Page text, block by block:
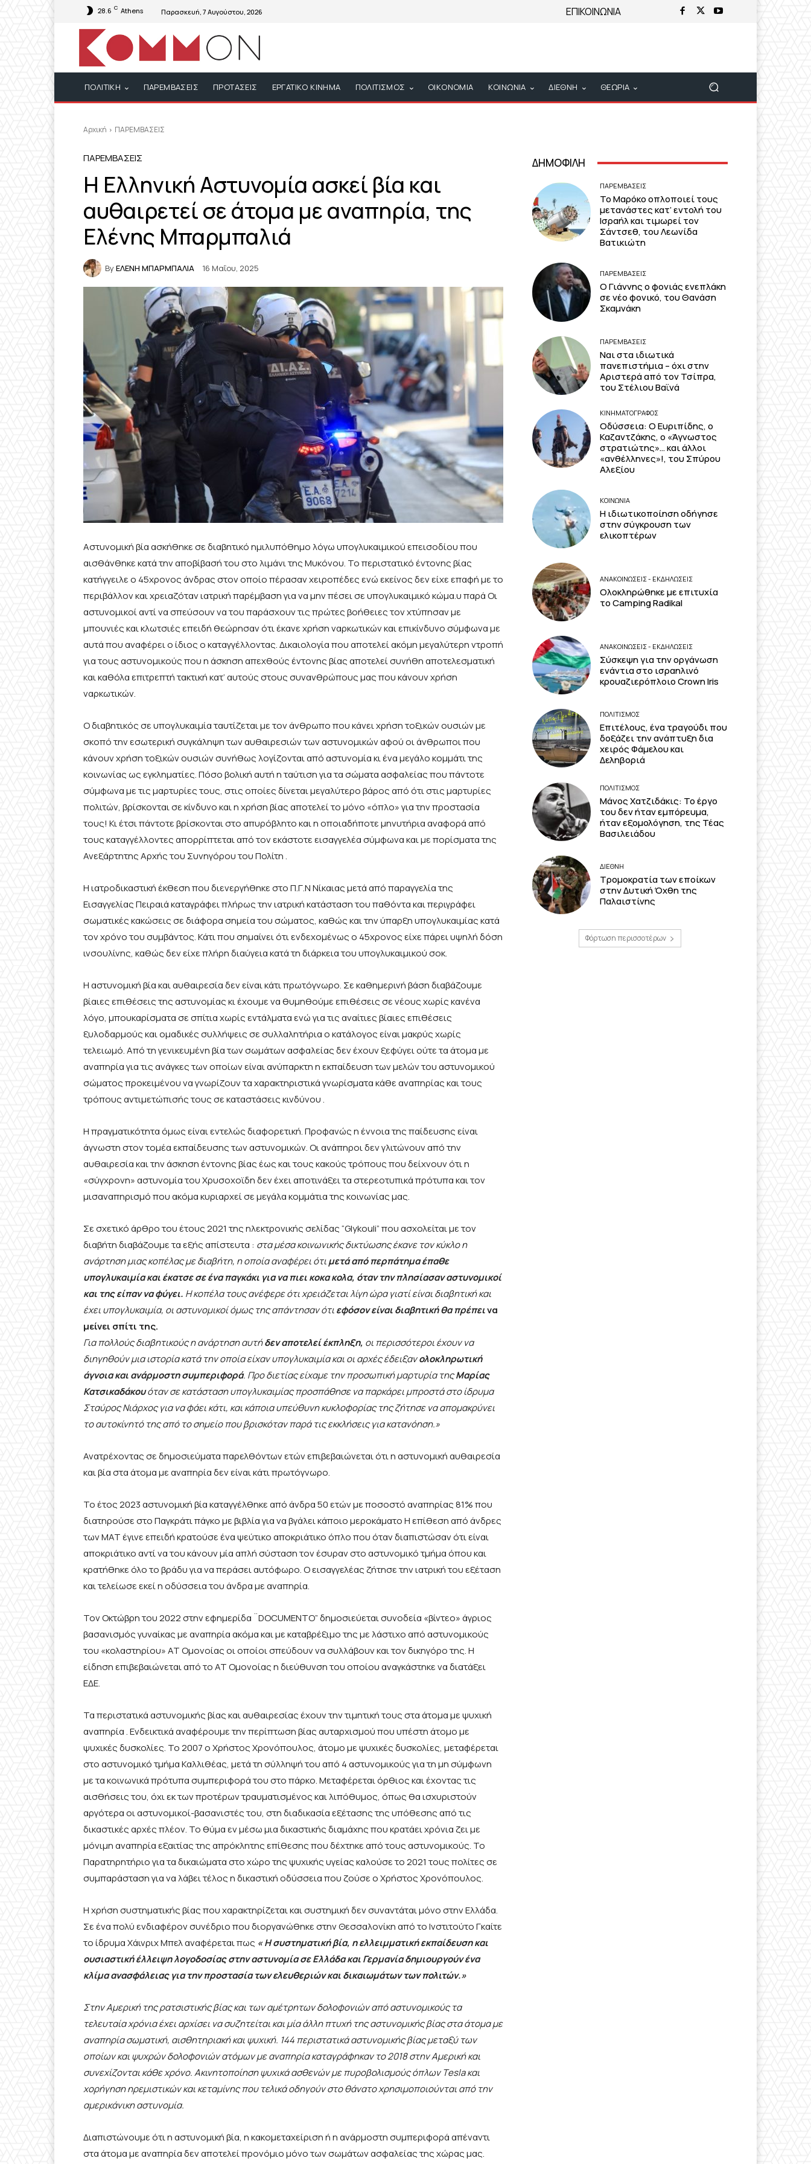
28.6 C Athens Παρασκευή, 7 Αυγούστου, 2026 ΕΠΙΚΟΙΝΩΝΙΑ
ΠΟΛΙΤΙΚΗ ΠΑΡΕΜΒΑΣΕΙΣ ΠΡΟΤΑΣΕΙΣ ΕΡΓΑΤΙΚΟ ΚΙΝΗΜΑ ΠΟΛΙΤΙΣΜΟΣ ΟΙΚΟΝΟΜΙΑ ΚΟΙΝΩΝΙΑ ΔΙΕΘΝΗ ΘΕΩΡΙΑ
Αρχική ΠΑΡΕΜΒΑΣΕΙΣ
ΠΑΡΕΜΒΑΣΕΙΣ
Η Ελληνική Αστυνομία ασκεί βία και
αυθαιρετεί σε άτομα με αναπηρία, της
Ελένης Μπαρμπαλιά
ByΕΛΕΝΗ ΜΠΑΡΜΠΑΛΙΑ 16 Μαΐου, 2025
Αστυνομική βία ασκήθηκε σε διαβητικό ημιλυπόθημο λόγω υπογλυκαιμικού επεισοδίου που
αισθάνθηκε κατά την αποβίβασή του στο λιμάνι της Μυκόνου. Το περιστατικό έντονης βίας
κατήγγειλε ο 45χρονος άνδρας στον οποίο πέρασαν χειροπέδες ενώ εκείνος δεν είχε επαφή με το
περιβάλλον και χρειαζόταν ιατρική παρέμβαση για να μην πέσει σε υπογλυκαιμικό κώμα.υ παρά Οι
αστυνομικοί αντί να σπεύσουν να του παράσχουν τις πρώτες βοήθειες τον χτύπησαν με
μπουνιές και κλωτσιές επειδή θεώρησαν ότι έκανε χρήση ναρκωτικών και επικίνδυνο σύμφωνα με
αυτά που αναφέρει ο ίδιος ο καταγγέλλοντας. Δικαιολογία που αποτελεί ακόμη μεγαλύτερη ντροπή
για τους αστυνομικούς που η άσκηση απεχθούς έντονης βίας αποτελεί συνήθη αποτελεσματική
και καθόλα επιτρεπτή τακτική κατ’ αυτούς στους συνανθρώπους μας που κάνουν χρήση
ναρκωτικών.
Ο διαβητικός σε υπογλυκαιμία ταυτίζεται με τον άνθρωπο που κάνει χρήση τοξικών ουσιών με
σκοπό την εσωτερική συγκάληψη των αυθαιρεσιών των αστυνομικών αφού οι άνθρωποι που
κάνουν χρήση τοξικών ουσιών συνήθως λογίζονται από αστυνομία κι ένα μεγάλο κομμάτι της
κοινωνίας ως εγκληματίες. Πόσο βολική αυτή η ταύτιση για τα σώματα ασφαλείας που πάντοτε
σύμφωνα με τις μαρτυρίες τους, στις οποίες δίνεται μεγαλύτερο βάρος από ότι στις μαρτυρίες
πολιτών, βρίσκονται σε κίνδυνο και η χρήση βίας αποτελεί το μόνο «όπλο» για την προστασία
τους! Κι έτσι πάντοτε βρίσκονται στο απυρόβλητο και η οποιαδήποτε μηνυτήρια αναφορά από
τους καταγγέλλοντες απορρίπτεται από τον εκάστοτε εισαγγελέα σύμφωνα και με πορίσματα της
Ανεξάρτητης Αρχής του Συνηγόρου του Πολίτη .
Η ιατροδικαστική έκθεση που διενεργήθηκε στο Π.Γ.Ν Νίκαιας μετά από παραγγελία της
Εισαγγελίας Πειραιά καταγράφει πλήρως την ιατρική κατάσταση του παθόντα και περιγράφει
σωματικές κακώσεις σε διάφορα σημεία του σώματος, καθώς και την ύπαρξη υπογλυκαιμίας κατά
τον χρόνο του συμβάντος. Κάτι που σημαίνει ότι ενδεχομένως ο 45χρονος είχε πάρει υψηλή δόση
ινσουλίνης, καθώς δεν είχε πλήρη διαύγεια κατά τη διάρκεια του υπογλυκαιμικού σοκ.
H αστυνομική βία και αυθαιρεσία δεν είναι κάτι πρωτόγνωρο. Σε καθημερινή βάση διαβάζουμε
βίαιες επιθέσεις της αστυνομίας κι έχουμε να θυμηθούμε επιθέσεις σε νέους χωρίς κανένα
λόγο, μπουκαρίσματα σε σπίτια χωρίς εντάλματα ενώ για τις αναίτιες βίαιες επιθέσεις
ξυλοδαρμούς και ομαδικές συλλήψεις σε συλλαλητήρια ο κατάλογος είναι μακρύς χωρίς
τελειωμό. Από τη γενικευμένη βία των σωμάτων ασφαλείας δεν έχουν ξεφύγει ούτε τα άτομα με
αναπηρία για τις ανάγκες των οποίων είναι ανύπαρκτη η εκπαίδευση των μελών του αστυνομικού
σώματος προκειμένου να γνωρίζουν τα χαρακτηριστικά γνωρίσματα κάθε αναπηρίας και τους
τρόπους αντιμετώπισής τους σε καταστάσεις κινδύνου .
Η πραγματικότητα όμως είναι εντελώς διαφορετική. Προφανώς η έννοια της παίδευσης είναι
άγνωστη στον τομέα εκπαίδευσης των αστυνομικών. Οι ανάπηροι δεν γλιτώνουν από την
αυθαιρεσία και την άσκηση έντονης βίας έως και τους κακούς τρόπους που δείχνουν ότι η
«σύγχρονη» αστυνομία του Χρυσοχοϊδη δεν έχει αποτινάξει τα στερεοτυπικά πρότυπα και τον
μισαναπηρισμό που ακόμα κυριαρχεί σε μεγάλα κομμάτια της κοινωνίας μας.
Σε σχετικό άρθρο του έτους 2021 της ηλεκτρονικής σελίδας “Glykouli” που ασχολείται με τον
διαβήτη διαβάζουμε τα εξής απίστευτα : στα μέσα κοινωνικής δικτύωσης έκανε τον κύκλο η
ανάρτηση μιας κοπέλας με διαβήτη, η οποία αναφέρει ότιμετά από περπάτημα έπαθε
υπογλυκαιμία και έκατσε σε ένα παγκάκι για να πιει κοκα κολα, όταν την πλησίασαν αστυνομικοί
και της είπαν να φύγει. Η κοπέλα τους ανέφερε ότι χρειάζεται λίγη ώρα γιατί είναι διαβητική και
έχει υπογλυκαιμία, οι αστυνομικοί όμως της απάντησαν ότιεφόσον είναι διαβητική θα πρέπεινα
μείνει σπίτι της.
Για πολλούς διαβητικούς η ανάρτηση αυτήδεν αποτελεί έκπληξη, οι περισσότεροι έχουν να
διηγηθούν μια ιστορία κατά την οποία είχαν υπογλυκαιμία και οι αρχές έδειξανολοκληρωτική
άγνοια και ανάρμοστη συμπεριφορά. Προ διετίας είχαμε την προσωπική μαρτυρία τηςΜαρίας
Κατσικαδάκουόταν σε κατάσταση υπογλυκαιμίας προσπάθησε να παρκάρει μπροστά στο ίδρυμα
Σταύρος Νιάρχος για να φάει κάτι, και κάποια υπεύθυνη κυκλοφορίας της ζήτησε να απομακρύνει
το αυτοκίνητό της από το σημείο που βρισκόταν παρά τις εκκλήσεις για κατανόηση.»
Ανατρέχοντας σε δημοσιεύματα παρελθόντων ετών επιβεβαιώνεται ότι η αστυνομική αυθαιρεσία
και βία στα άτομα με αναπηρία δεν είναι κάτι πρωτόγνωρο.
Το έτος 2023 αστυνομική βία καταγγέλθηκε από άνδρα 50 ετών με ποσοστό αναπηρίας 81% που
διατηρούσε στο Παγκράτι πάγκο με βιβλία για να βγάλει κάποιο μεροκάματο Η επίθεση από άνδρες
των ΜΑΤ έγινε επειδή κρατούσε ένα ψεύτικο αποκριάτικο όπλο που όταν διαπιστώσαν ότι είναι
αποκριάτικο αντί να του κάνουν μία απλή σύσταση τον έσυραν στο αστυνομικό τμήμα όπου και
κρατήθηκε όλο το βράδυ για να περάσει αυτόφωρο. Ο εισαγγελέας ζήτησε την ιατρική του εξέταση
και τελείωσε εκεί η οδύσσεια του άνδρα με αναπηρία.
Τον Οκτώβρη του 2022 στην εφημερίδα ¨DOCUMENTO” δημοσιεύεται συνοδεία «βίντεο» άγριος
βασανισμός γυναίκας με αναπηρία ακόμα και με καταβρέξιμο της με λάστιχο από αστυνομικούς
του «κολαστηρίου» ΑΤ Ομονοίας οι οποίοι σπεύδουν να συλλάβουν και τον δικηγόρο της. Η
είδηση επιβεβαιώνεται από το ΑΤ Ομονοίας η διεύθυνση του οποίου αναγκάστηκε να διατάξει
ΕΔΕ.
Τα περιστατικά αστυνομικής βίας και αυθαιρεσίας έχουν την τιμητική τους στα άτομα με ψυχική
αναπηρία . Ενδεικτικά αναφέρουμε την περίπτωση βίας αυταρχισμού που υπέστη άτομο με
ψυχικές δυσκολίες. Το 2007 ο Χρήστος Χρονόπουλος, άτομο με ψυχικές δυσκολίες, μεταφέρεται
στο αστυνομικό τμήμα Καλλιθέας, μετά τη σύλληψή του από 4 αστυνομικούς για τη μη σύμφωνη
με τα κοινωνικά πρότυπα συμπεριφορά του στο πάρκο. Μεταφέρεται όρθιος και έχοντας τις
αισθήσεις του, όχι εκ των προτέρων τραυματισμένος και λιπόθυμος, όπως θα ισχυριστούν
αργότερα οι αστυνομικοί-βασανιστές του, στη διαδικασία εξέτασης της υπόθεσης από τις
δικαστικές αρχές πλέον. Το θύμα εν μέσω μια δικαστικής διαμάχης που κρατάει χρόνια ζει με
μόνιμη αναπηρία εξαιτίας της απρόκλητης επίθεσης που δέχτηκε από τους αστυνομικούς. Το
Παρατηρητήριο για τα δικαιώματα στο χώρο της ψυχικής υγείας καλούσε το 2021 τους πολίτες σε
συμπαράσταση για να λάβει τέλος η δικαστική οδύσσεια που ζούσε ο Χρήστος Χρονόπουλος.
Η χρήση συστηματικής βίας που χαρακτηρίζεται και συστημική δεν συναντάται μόνο στην Ελλάδα.
Σε ένα πολύ ενδιαφέρον συνέδριο που διοργανώθηκε στην Θεσσαλονίκη από το Ινστιτούτο Γκαίτε
το ίδρυμα Χάινριχ Μπελ αναφέρεται πως «Η συστηματική βία, η ελλειμματική εκπαίδευση και
ουσιαστική έλλειψη λογοδοσίας στην αστυνομία σε Ελλάδα και Γερμανία δημιουργούν ένα
κλίμα ανασφάλειας για την προστασία των ελευθεριών και δικαιωμάτων των πολιτών.»
Στην Αμερική της ρατσιστικής βίας και των αμέτρητων δολοφονιών από αστυνομικούς τα
τελευταία χρόνια έχει αρχίσει να συζητείται και μία άλλη πτυχή της αστυνομικής βίας στα άτομα με
αναπηρία σωματική, αισθητηριακή και ψυχική. 144 περιστατικά αστυνομικής βίας μεταξύ των
οποίων και ψυχρών δολοφονιών ατόμων με αναπηρία καταγράφηκαν το 2018 στην Αμερική και
συνεχίζονται κάθε χρόνο. Ακινητοποίηση ψυχικά ασθενών με πυροβολισμούς όπλων Τeslaκαι
χορήγηση ηρεμιστικών και κεταμίνης που τελικά οδηγούν στο θάνατο χρησιμοποιούνται από την
αμερικάνικη αστυνομία.
Διαπιστώνουμε ότι η αστυνομική βία, η κακομεταχείριση ή η ανάρμοστη συμπεριφορά απέναντι
στα άτομα με αναπηρία δεν αποτελεί προνόμιο μόνο των σωμάτων ασφαλείας της χώρας μας.
ΔΗΜΟΦΙΛΗ
ΠΑΡΕΜΒΑΣΕΙΣ
Το Μαρόκο οπλοποιεί τους
μετανάστες κατ’ εντολή του
Ισραήλ και τιμωρεί τον
Σάντσεθ, του Λεωνίδα
Βατικιώτη
ΠΑΡΕΜΒΑΣΕΙΣ
Ο Γιάννης ο φονιάς ενεπλάκη
σε νέο φονικό, του Θανάση
Σκαμνάκη
ΠΑΡΕΜΒΑΣΕΙΣ
Ναι στα ιδιωτικά
πανεπιστήμια – όχι στην
Αριστερά από τον Τσίπρα,
του Στέλιου Βαϊνά
ΚΙΝΗΜΑΤΟΓΡΆΦΟΣ
Οδύσσεια: Ο Ευριπίδης, ο
Καζαντζάκης, ο «Άγνωστος
στρατιώτης»… και άλλοι
«ανθέλληνες»!, του Σπύρου
Αλεξίου
ΚΟΙΝΩΝΙΑ
Η ιδιωτικοποίηση οδήγησε
στην σύγκρουση των
ελικοπτέρων
ΑΝΑΚΟΙΝΩΣΕΙΣ - ΕΚΔΗΛΩΣΕΙΣ
Ολοκληρώθηκε με επιτυχία
το Camping Radikal
ΑΝΑΚΟΙΝΩΣΕΙΣ - ΕΚΔΗΛΩΣΕΙΣ
Σύσκεψη για την οργάνωση
ενάντια στο ισραηλινό
κρουαζιερόπλοιο Crown Iris
ΠΟΛΙΤΙΣΜΟΣ
Επιτέλους, ένα τραγούδι που
δοξάζει την ανάπτυξη δια
χειρός Φάμελου και
Δεληβοριά
ΠΟΛΙΤΙΣΜΟΣ
Μάνος Χατζιδάκις: Το έργο
του δεν ήταν εμπόρευμα,
ήταν εξομολόγηση, της Τέας
Βασιλειάδου
ΔΙΕΘΝΗ
Τρομοκρατία των εποίκων
στην Δυτική Όχθη της
Παλαιστίνης
Φόρτωση περισσοτέρων